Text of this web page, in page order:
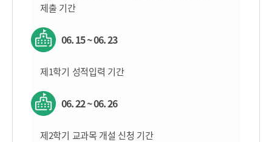
제출 기간
06. 15 ~ 06. 23
제1학기 성적입력 기간
06. 22 ~ 06. 26
제2학기 교과목 개설 신청 기간